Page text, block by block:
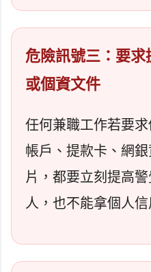
危險訊號三：要求
或個資文件
任何兼職工作若要
帳戶、提款卡、網
片，都要立刻提高
人，也不能拿個人